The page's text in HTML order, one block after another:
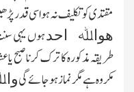
مقتدی کو تکلیف نہ ہو اسی قدر
ھواﷲ احدہوں یہی
طریقہ مذکورہ کا ترك کرنا صبح
مکروہ ہے مگر نماز ہوجائے گی